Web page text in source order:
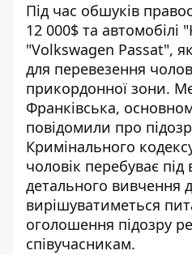
Під час обшуків
12 000$ та автомобілі
"Volkswagen Passat",
для перевезення
прикордонної зони.
Франківська,
повідомили про
Кримінального
чоловік перебуває
детального вивчення
вирішуватиметься
оголошення підозру
співучасникам.